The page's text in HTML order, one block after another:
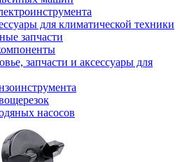
для климатической техники
запчасти
запчасти и аксессуары для
насосов